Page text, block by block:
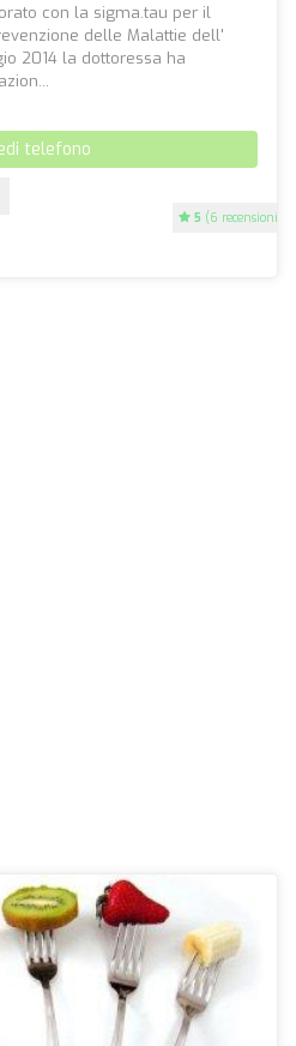
5 (6 recensioni)
con la sigma.tau per il
delle Malattie dell'
2014 la dottoressa ha
telefono